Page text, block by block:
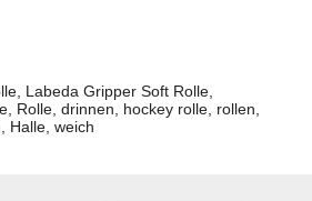
Labeda Gripper Soft Rolle,
Rolle, drinnen, hockey rolle, rollen,
Halle, weich